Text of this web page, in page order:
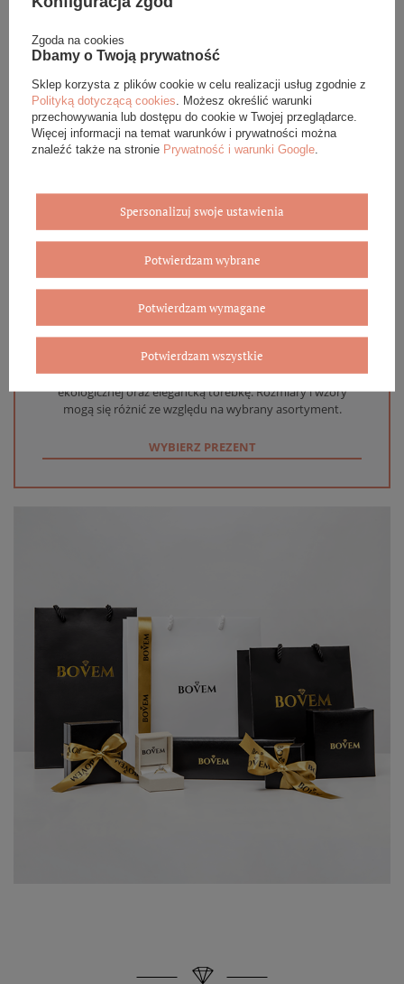
DANE SZCZEGÓŁOWE
OPINIE (0)
GWARANCJA
Eleganckie opakowanie gratis
Biżuterię i zegarki zakupione w sklepie internetowym
BOVEM otrzymasz jako gotowy do wręczenia upominek. Do
każdego zamówienia dołączamy pudełko ze skóry
ekologicznej oraz elegancką torebkę. Rozmiary i wzory
mogą się różnić ze względu na wybrany asortyment.
WYBIERZ PREZENT
Zgoda na cookies
Dbamy o Twoją prywatność
Sklep korzysta z plików cookie w celu realizacji usług zgodnie z
Polityką dotyczącą cookies . Możesz określić warunki
przechowywania lub dostępu do cookie w Twojej przeglądarce.
Więcej informacji na temat warunków i prywatności można
znaleźć także na stronie Prywatność i warunki Google
Spersonalizuj swoje ustawienia
Potwierdzam wybrane
Potwierdzam wymagane
Potwierdzam wszystkie